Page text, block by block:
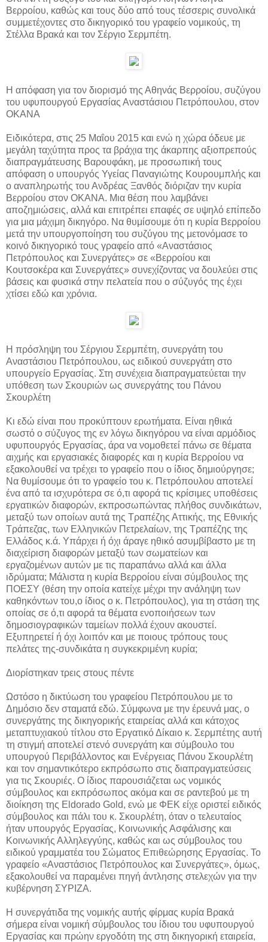
Βερροίου, καθώς και τους δύο από τους τέσσερις συνολικά
συμμετέχοντες στο δικηγορικό του γραφείο νομικούς, τη
Στέλλα Βρακά και τον Σέργιο Σερμπέτη.
Η απόφαση για τον διορισμό της Αθηνάς Βερροίου, συζύγου
του υφυπουργού Εργασίας Αναστάσιου Πετρόπουλου, στον
ΟΚΑΝΑ
Ειδικότερα, στις 25 Μαΐου 2015 και ενώ η χώρα όδευε με
μεγάλη ταχύτητα προς τα βράχια της άκαρπης αξιοπρεπούς
διαπραγμάτευσης Βαρουφάκη, με προσωπική τους
απόφαση ο υπουργός Υγείας Παναγιώτης Κουρουμπλής και
ο αναπληρωτής του Ανδρέας Ξανθός διόριζαν την κυρία
Βερροίου στον ΟΚΑΝΑ. Μια θέση που λαμβάνει
αποζημιώσεις, αλλά και επιτρέπει επαφές σε υψηλό επίπεδο
για μια μάχιμη δικηγόρο. Να θυμίσουμε ότι η κυρία Βερροίου
μετά την υπουργοποίη­ση του συζύγου της μετονόμασε το
κοινό δικηγορικό τους γραφείο από «Αναστάσιος
Πετρόπουλος και Συνεργάτες» σε «Βερροίου και
Κουτσοκέρα και Συνεργάτες» συνεχίζοντας να δουλεύει στις
βάσεις και φυσικά στην πελατεία που ο σύζυγός της έχει
χτίσει εδώ και χρόνια.
Η πρόσληψη του Σέργιου Σερμπέτη, συνεργάτη του
Αναστάσιου Πετρόπουλου, ως ειδικού συνεργάτη στο
υπουργείο Εργασίας. Στη συνέχεια διαπραγματεύεται την
υπόθεση των Σκουριών ως συνεργάτης του Πάνου
Σκουρλέτη
Κι εδώ είναι που προκύπτουν ερωτήματα. Είναι ηθικά
σωστό ο σύζυγος της εν λόγω δικηγόρου να είναι αρμόδιος
υφυπουργός Εργασίας, άρα να νομοθετεί πάνω σε θέματα
αιχμής και εργασιακές διαφορές και η κυρία Βερροίου να
εξακολουθεί να τρέχει το γραφείο που ο ίδιος δημιούργησε;
Να θυμίσουμε ότι το γραφείο του κ. Πετρόπουλου αποτελεί
ένα από τα ισχυρότερα σε ό,τι αφορά τις κρίσιμες υποθέσεις
εργατικών διαφορών, εκπροσωπώντας πλήθος συνδικάτων,
μεταξύ των οποίων αυτά της Τραπέζης Αττικής, της Εθνικής
Τράπεζας, των Ελληνικών Πετρελαίων, της Τραπέζης της
Ελλάδος κ.ά. Υπάρχει ή όχι άραγε ηθικό ασυμβίβαστο με τη
διαχείριση διαφορών μεταξύ των σωματείων και
εργαζομένων αυτών με τις παραπάνω αλλά και άλλα
ιδρύματα; Μάλιστα η κυρία Βερροίου είναι σύμβουλος της
ΠΟΕΣΥ (θέση την οποία κατείχε μέχρι την ανάληψη των
καθηκόντων του,ο ίδιος ο κ. Πετρόπουλος), για τη στάση της
οποίας σε ό,τι αφορά τα θέματα ενοποιήσεων των
δημοσιογραφικών ταμείων πολλά έχουν ακουστεί.
Εξυπηρετεί ή όχι λοιπόν και με ποιους τρόπους τους
πελάτες της-συνδικάτα η συγκεκριμένη κυρία;
Διορίστηκαν τρεις στους πέντε
Ωστόσο η δικτύωση του γραφείου Πετρόπουλου με το
Δημόσιο δεν σταματά εδώ. Σύμφωνα με την έρευνά μας, ο
συνεργάτης της δικηγορικής εταιρείας αλλά και κάτοχος
μεταπτυχιακού τίτλου στο Εργατικό Δίκαιο κ. Σερμπέτης αυτή
τη στιγμή αποτελεί στενό συνεργάτη και σύμβουλο του
υπουργού Περιβάλλοντος και Ενέργειας Πάνου Σκουρλέτη
και τον σημαντικότερο εκπρόσωπο στις διαπραγματεύσεις
για τις Σκουριές. Ο ίδιος παρουσιάζεται ως νομικός
σύμβουλος και εκπρόσωπος ακόμα και σε ραντεβού με τη
διοίκηση της Eldorado Gold, ενώ με ΦΕΚ είχε οριστεί ειδικός
σύμβουλος και πάλι του κ. Σκουρλέτη, όταν ο τελευταίος
ήταν υπουργός Εργασίας, Κοινωνικής Ασφάλισης και
Κοινωνικής Αλληλεγγύης, καθώς και ως σύμβουλος του
ειδικού γραμματέα του Σώματος Επιθεώρησης Εργασίας. Το
γραφείο «Αναστάσιος Πετρόπουλος και Συνεργάτες», όμως,
εξακολουθεί να παραμένει πηγή άντλησης στελεχών για την
κυβέρνηση ΣΥΡΙΖΑ.
Η συνεργάτιδα της νομικής αυτής φίρμας κυρία Βρακά
σήμερα είναι νομική σύμβουλος του ίδιου του υφυπουργού
Εργασίας και πρώην εργοδότη της στη δικηγορική εταιρεία,